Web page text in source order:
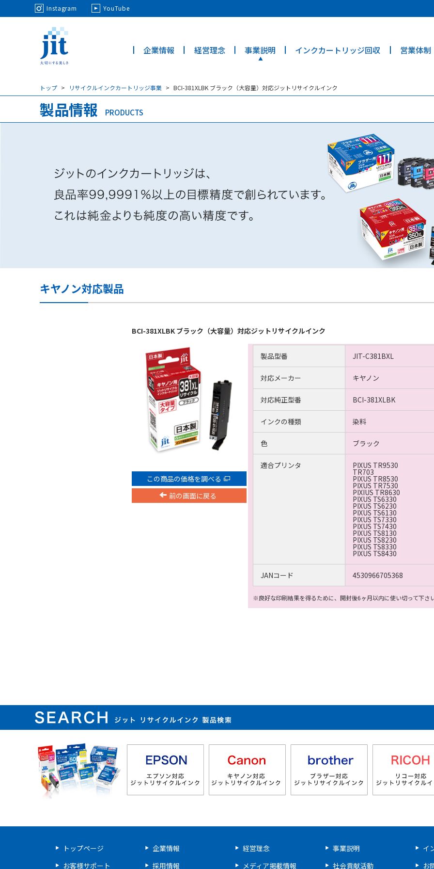
式会社
企業情報 経営理念 事業説明 インクカートリッジ回収 営業体制
Instagram YouTube
トップ リサイクルインクカートリッジ事業 BCI-381XLBK ブラック（大容量）対応ジットリサイクルインク
製品情報 PRODUCTS
キヤノン対応製品
BCI-381XLBK ブラック（大容量）対応ジットリサイクルインク
この商品の価格を調べる
前の画面に戻る
製品型番 JIT-C381BXL
対応メーカー キヤノン
対応純正型番 BCI-381XLBK
インクの種類 染料
色 ブラック
適合プリンタ PIXUS TR9530
TR703
PIXUS TR8530
PIXUS TR7530
PIXIUS TR8630
PIXUS TS6330
PIXUS TS6230
PIXUS TS6130
PIXUS TS7330
PIXUS TS7430
PIXUS TS8130
PIXUS TS8230
PIXUS TS8330
PIXUS TS8430
JANコード 4530966705368
※良好な印刷結果を得るために、開封後6ヶ月以内に使い切って下さ
ジット リサイクルインク 製品検索
トップページ 企業情報 経営理念 事業説明
イ
お客様サポート
採用情報 メディア掲載情報 社会貢献活動 お
May we use cookies to track your activities? We take your privacy very seriously. Please see our privacy